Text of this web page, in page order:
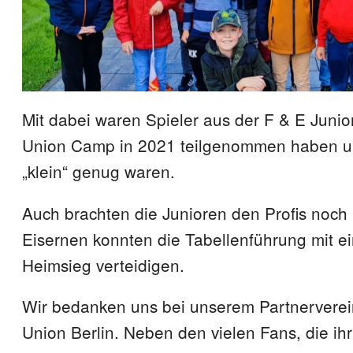
Mit dabei waren Spieler aus der F & E
Union Camp in 2021 teilgenommen haben
„klein“ genug waren.
Auch brachten die Junioren den Profis noch
Eisernen konnten die Tabellenführung mit
Heimsieg verteidigen.
Wir bedanken uns bei unserem
Union Berlin. Neben den vielen Fans, die